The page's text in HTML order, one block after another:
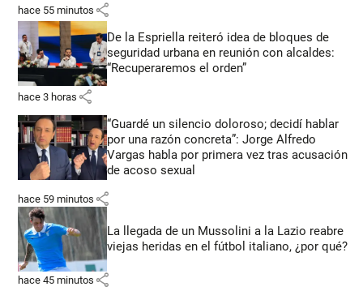
hace 55 minutos share
De la Espriella reiteró idea de bloques de
seguridad urbana en reunión con alcaldes:
“Recuperaremos el orden”
hace 3 horas share
“Guardé un silencio doloroso; decidí hablar
por una razón concreta”: Jorge Alfredo
Vargas habla por primera vez tras acusación
de acoso sexual
hace 59 minutos share
La llegada de un Mussolini a la Lazio reabre
viejas heridas en el fútbol italiano, ¿por qué?
hace 45 minutos share